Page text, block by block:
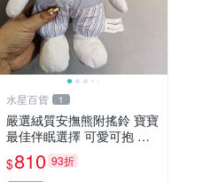
水星百貨 1
嚴選絨質安撫熊附搖鈴 寶寶
最佳伴眠選擇 可愛可抱 絨
毛玩具 安撫熊 嬰兒用
$810 93折